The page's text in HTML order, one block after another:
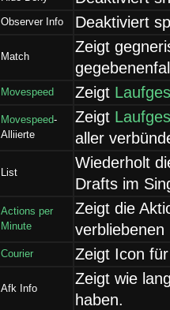
Observer Info Deaktiviert
Match
Zeigt
Movespeed Zeigt
Movespeed-
Alliierte
Zeigt
aller
List
Wiederholt
Drafts im
Actions per
Minute
Zeigt die
verbliebenen
Courier Zeigt Icon
Afk Info
Zeigt wie
haben.